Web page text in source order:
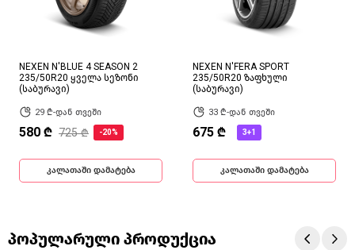
NEXEN N'BLUE 4 SEASON 2
235/50R20 ყველა სეზონი
(საბურავი)
29 ₾-დან თვეში
580 ₾ 725 ₾ -20%
კალათაში დამატება
NEXEN N'FERA SPORT
235/50R20 ზაფხული
(საბურავი)
33 ₾-დან თვეში
675 ₾ 3+1
კალათაში დამატება
პოპულარული პროდუქცია